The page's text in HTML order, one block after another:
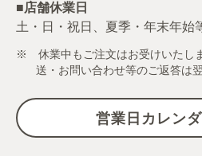
■店舗休業日
土・日・祝日、夏季・年末年始
※ 休業中もご注文はお受けいたし
送・お問い合わせ等のご返答は
営業日カレン